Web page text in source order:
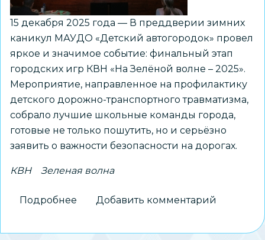
15 декабря 2025 года — В преддверии зимних
каникул МАУДО «Детский автогородок» провел
яркое и значимое событие: финальный этап
городских игр КВН «На Зелёной волне – 2025».
Мероприятие, направленное на профилактику
детского дорожно-транспортного травматизма,
собрало лучшие школьные команды города,
готовые не только пошутить, но и серьёзно
заявить о важности безопасности на дорогах.
КВН Зеленая волна
Подробнее
городских
Добавить комментарий